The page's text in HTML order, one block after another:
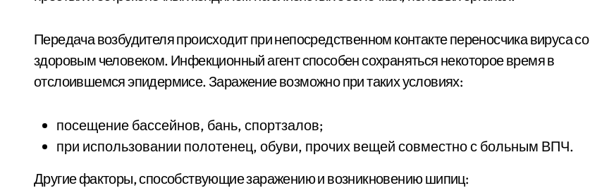
Передача возбудителя происходит при непосредственном контакте переносчика вируса со
здоровым человеком. Инфекционный агент способен сохраняться некоторое время в
отслоившемся эпидермисе. Заражение возможно при таких условиях:
посещение бассейнов, бань, спортзалов;
при использовании полотенец, обуви, прочих вещей совместно с больным ВПЧ.
Другие факторы, способствующие заражению и возникновению шипиц: